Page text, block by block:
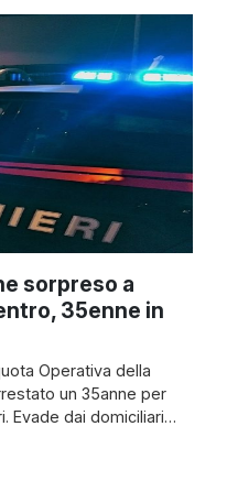
[…]
sorpreso a
35enne in
Operativa della
un 35anne per
Evade dai domiciliari
agosto e posto ai